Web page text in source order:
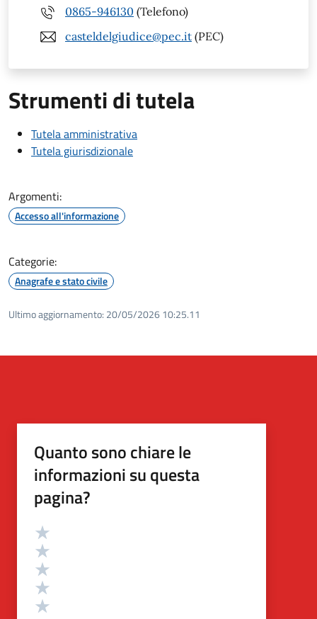
0865-946130 (Telefono)
casteldelgiudice@pec.it (PEC)
Strumenti di tutela
Tutela amministrativa
Tutela giurisdizionale
Argomenti:
Accesso all'informazione
Categorie:
Anagrafe e stato civile
Ultimo aggiornamento: 20/05/2026 10:25.11
Quanto sono chiare le
informazioni su questa
pagina?
Valutazione